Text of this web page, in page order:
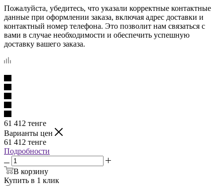
Пожалуйста, убедитесь, что указали корректные контактные
данные при оформлении заказа, включая адрес доставки и
контактный номер телефона. Это позволит нам связаться с
вами в случае необходимости и обеспечить успешную
доставку вашего заказа.
61 412 тенге
Варианты цен
61 412 тенге
Подробности
В корзину
Купить в 1 клик